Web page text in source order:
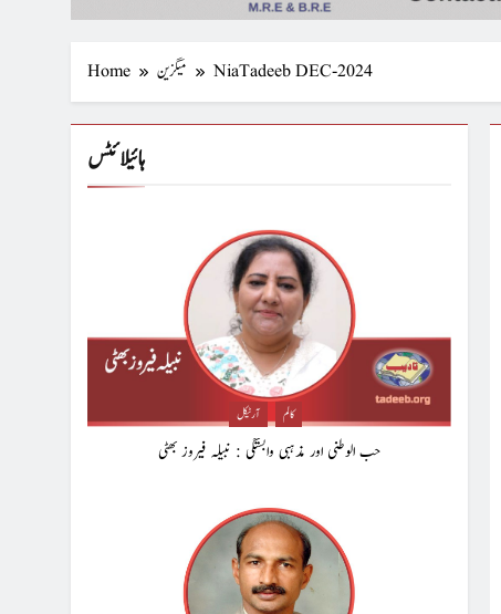
Home میگزین NiaTadeeb DEC-2024
ہائیلائٹس
آرٹیکل کالم
حب الوطنی اور مذہبی وابستگی : نبیلہ فیروز بھٹی